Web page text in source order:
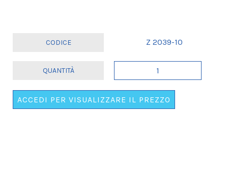
Z 2039-10
FLUO
COMPLEANNO
ACCEDI PER VISUALIZZARE IL PREZZO